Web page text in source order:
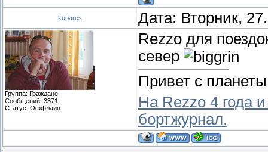
kuparos Дата: Вторник,
Группа: Граждане
Сообщений: 3371
Статус: Оффлайн
Rezzo для
север
Привет с
На Rezzo 4 года
бортжурнал.